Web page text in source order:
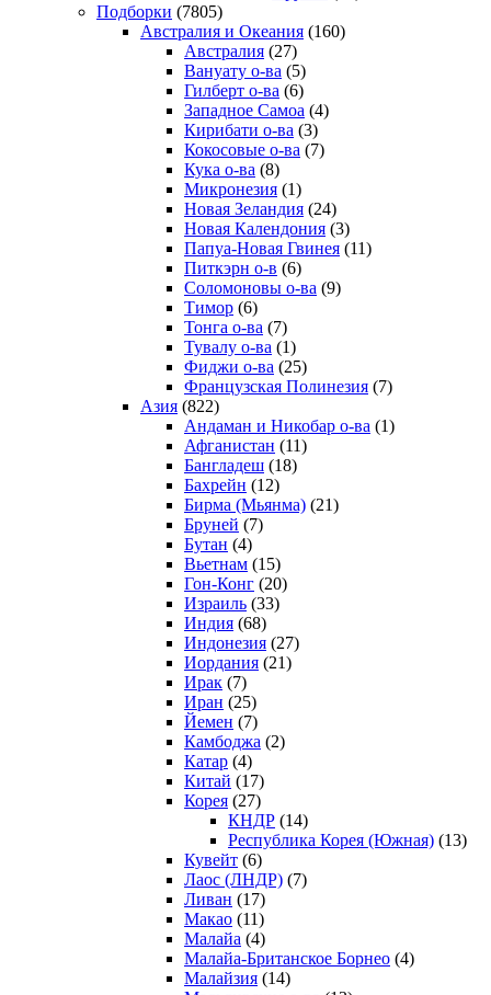
Подборки (7805)
Австралия и Океания (160)
Австралия (27)
Вануату о-ва (5)
Гилберт о-ва (6)
Западное Самоа (4)
Кирибати о-ва (3)
Кокосовые о-ва (7)
Кука о-ва (8)
Микронезия (1)
Новая Зеландия (24)
Новая Календония (3)
Папуа-Новая Гвинея (11)
Питкэрн о-в (6)
Соломоновы о-ва (9)
Тимор (6)
Тонга о-ва (7)
Тувалу о-ва (1)
Фиджи о-ва (25)
Французская Полинезия (7)
Азия (822)
Андаман и Никобар о-ва (1)
Афганистан (11)
Бангладеш (18)
Бахрейн (12)
Бирма (Мьянма) (21)
Бруней (7)
Бутан (4)
Вьетнам (15)
Гон-Конг (20)
Израиль (33)
Индия (68)
Индонезия (27)
Иордания (21)
Ирак (7)
Иран (25)
Йемен (7)
Камбоджа (2)
Катар (4)
Китай (17)
Корея (27)
КНДР (14)
Республика Корея (Южная) (13)
Кувейт (6)
Лаос (ЛНДР) (7)
Ливан (17)
Макао (11)
Малайа (4)
Малайа-Британское Борнео (4)
Малайзия (14)